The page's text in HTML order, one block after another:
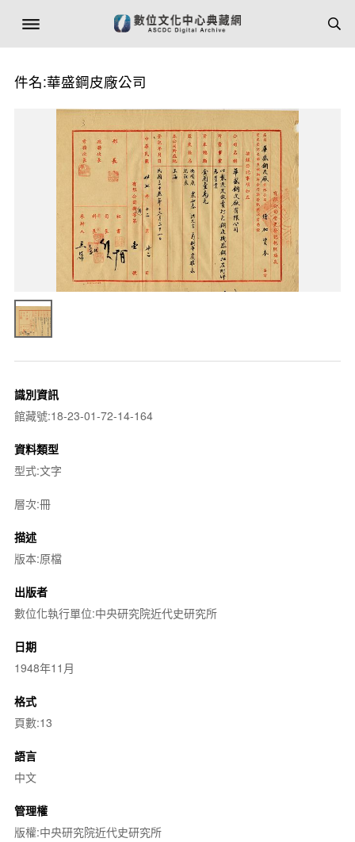
件名:華盛鋼皮廠公司
識別資訊
館藏號:18-23-01-72-14-164
資料類型
型式:文字
層次:冊
描述
版本:原檔
出版者
數位化執行單位:中央研究院近代史研究所
日期
1948年11月
格式
頁數:13
語言
中文
管理權
版權:中央研究院近代史研究所